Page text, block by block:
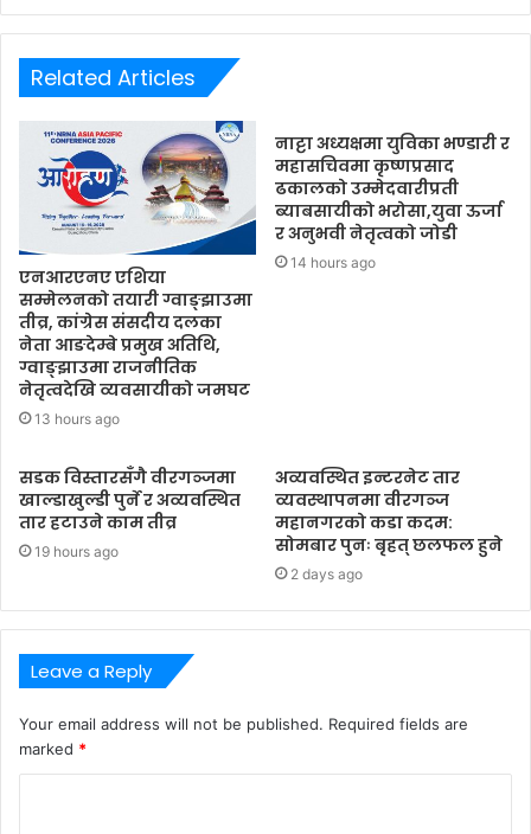
Related Articles
एनआरएनए एशिया
सम्मेलनको तयारी ग्वाङ्झाउमा
तीव्र, कांग्रेस संसदीय दलका
नेता आङदेम्बे प्रमुख अतिथि,
ग्वाङ्झाउमा राजनीतिक
नेतृत्वदेखि व्यवसायीको जमघट
13 hours ago
नाट्टा अध्यक्षमा युविका भण्डारी र
महासचिवमा कृष्णप्रसाद
ढकालको उम्मेदवारीप्रती
ब्याबसायीको भरोसा,युवा ऊर्जा
र अनुभवी नेतृत्वको जोडी
14 hours ago
सडक विस्तारसँगै वीरगञ्जमा
खाल्डाखुल्डी पुर्ने र अव्यवस्थित
तार हटाउने काम तीव्र
19 hours ago
अव्यवस्थित इन्टरनेट तार
व्यवस्थापनमा वीरगञ्ज
महानगरको कडा कदम:
सोमबार पुनः बृहत् छलफल हुने
2 days ago
Leave a Reply
Your email address will not be published. Required fields are
marked *